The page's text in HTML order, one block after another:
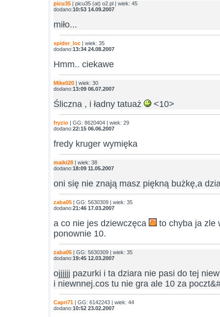
picu35 | picu35 (at) o2.pl | wiek: 45
dodano:10:53 14.09.2007
miło...
spider_loc | wiek: 35
dodano:13:34 24.08.2007
Hmm.. ciekawe
Mike020 | wiek: 30
dodano:13:09 06.07.2007
Śliczna , i ładny tatuaż <10>
fryzio | GG: 8620404 | wiek: 29
dodano:22:15 06.06.2007
fredy kruger wymięka
maiki28 | wiek: 38
dodano:18:09 11.05.2007
oni się nie znają masz piękną bużkę,a
zaba05 | GG: 5630309 | wiek: 35
dodano:21:46 17.03.2007
a co nie jes dziewczęca
to chyba ja zle
ponownie 10.
zaba05 | GG: 5630309 | wiek: 35
dodano:19:45 12.03.2007
ojjjjjj pazurki i ta dziara nie pasi do tej
i niewnnej.cos tu nie gra ale 10 za
Capri71 | GG: 6142243 | wiek: 44
dodano:10:52 23.02.2007